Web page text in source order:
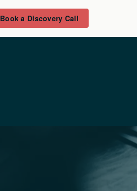
Book a Discovery Call